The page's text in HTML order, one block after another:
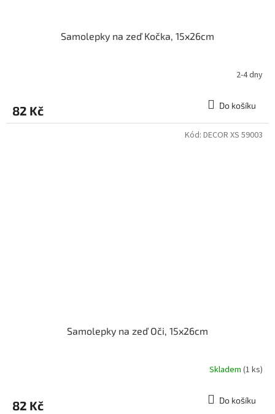
Samolepky na zeď Kočka, 15x26cm
2-4 dny
82 Kč Do košíku
Samolepky na zeď Oči, 15x26cm
Skladem (1 ks)
82 Kč Do košíku
Kód: DECOR XS 59003